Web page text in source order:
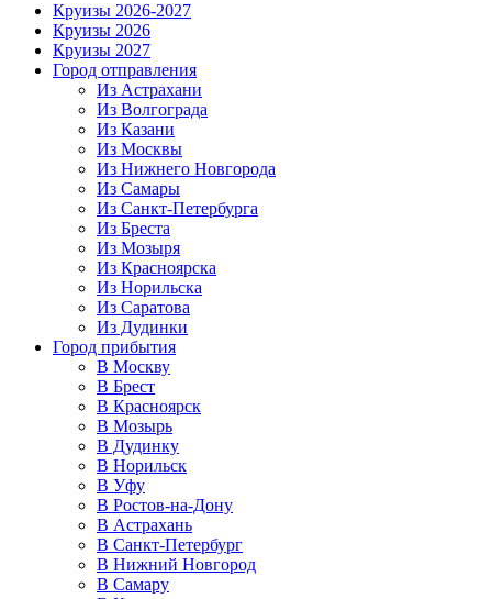
Круизы 2026-2027
Круизы 2026
Круизы 2027
Город отправления
Из Астрахани
Из Волгограда
Из Казани
Из Москвы
Из Нижнего Новгорода
Из Самары
Из Санкт-Петербурга
Из Бреста
Из Мозыря
Из Красноярска
Из Норильска
Из Саратова
Из Дудинки
Город прибытия
В Москву
В Брест
В Красноярск
В Мозырь
В Дудинку
В Норильск
В Уфу
В Ростов-на-Дону
В Астрахань
В Санкт-Петербург
В Нижний Новгород
В Самару